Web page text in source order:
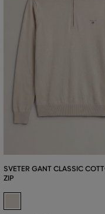
SVETER GANT CLASSIC
ZIP